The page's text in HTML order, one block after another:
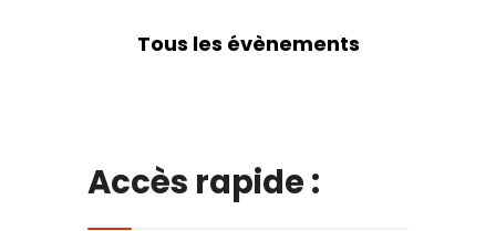
Tous les évènements
Accès rapide :